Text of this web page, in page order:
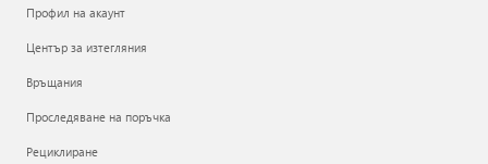
Профил на акаунт
Център за изтегляния
Връщания
Проследяване на поръчка
Рециклиране